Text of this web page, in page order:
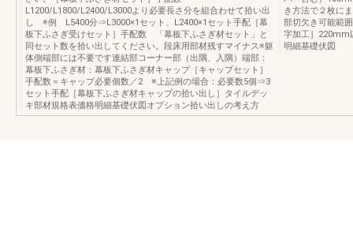
L1200/L1800/L2400/L3000より必要長さ分を組合わせて拾い出
し ※例 L5400分⇒L3000×1セット、L2400×1セット手配［幕
板下ふさぎ受けセット］手配数 「幕板下ふさぎ材セット」と
同セット数を拾い出してください。段床用部材残すマイナス※躯
体側端部には不要です連結部コーナー部（出隅、入隅）端部：
幕板下ふさぎ材：幕板下ふさぎ材キャップ［キャップセット］
手配数＝キャップ必要個数／2 ※上記例の場合：必要数5個⇒3
セット手配［幕板下ふさぎ材キャップの拾い出し］タイルデッ
キ部材規格表価格明細基礎伏図オプション拾い出しの考え方
き方法で２枚に
部切欠き可能範
字加工］220mm
明細基礎伏図